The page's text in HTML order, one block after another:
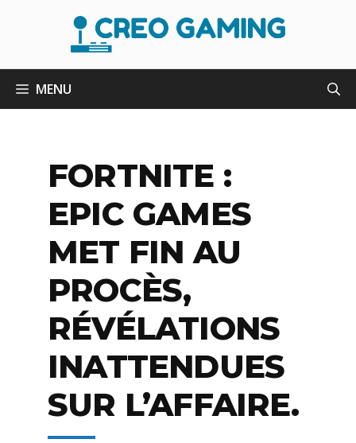
MENU
FORTNITE :
EPIC GAMES
MET FIN AU
PROCÈS,
RÉVÉLATIONS
INATTENDUES
SUR L’AFFAIRE.